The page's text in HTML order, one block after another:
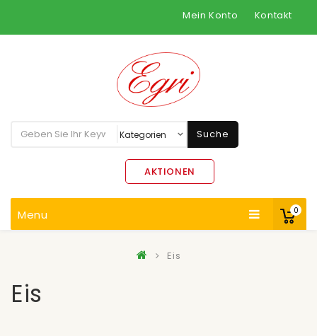
Mein Konto Kontakt
0
Suche
AKTIONEN
Menu
Eis
Eis